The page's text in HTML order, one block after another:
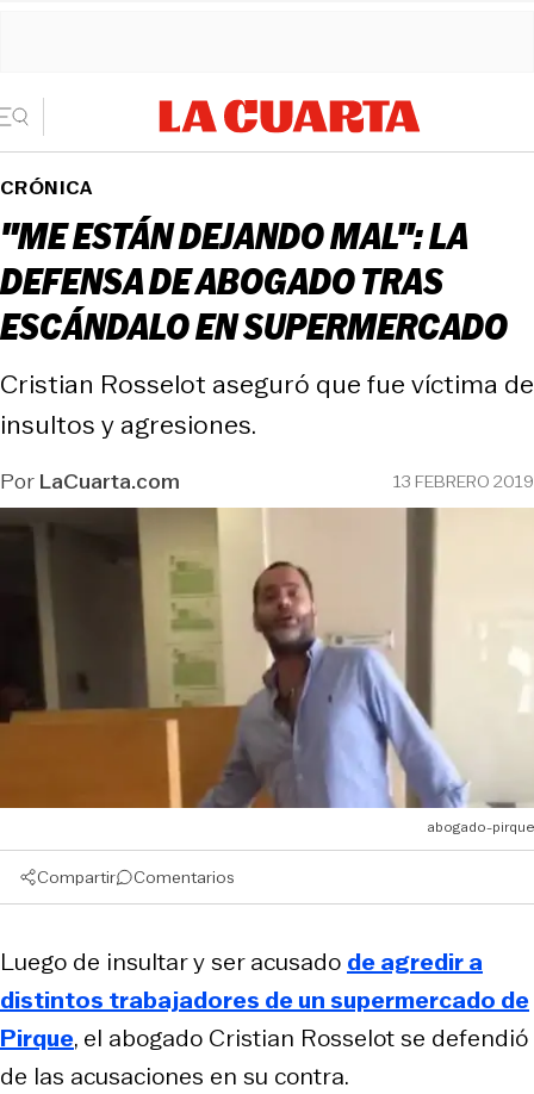
CRÓNICA
"ME ESTÁN DEJANDO MAL": LA
DEFENSA DE ABOGADO TRAS
ESCÁNDALO EN SUPERMERCADO
Cristian Rosselot aseguró que fue víctima de
insultos y agresiones.
PorLaCuarta.com 13 FEBRERO 2019
abogado-pirque
Compartir Comentarios
Luego de insultar y ser acusado de agredir a
distintos trabajadores de un supermercado de
Pirque, el abogado Cristian Rosselot se defendió
de las acusaciones en su contra.